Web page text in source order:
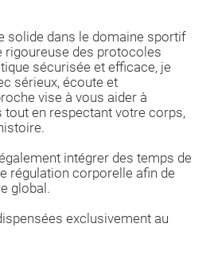
solide dans le domaine sportif
rigoureuse des protocoles
sécurisée et efficace, je
sérieux, écoute et
vise à vous aider à
en respectant votre corps,
intégrer des temps de
régulation corporelle afin de
global.
exclusivement au